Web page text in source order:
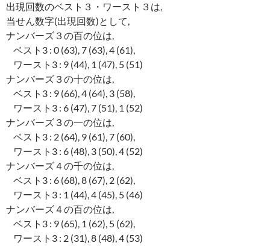
出現回数のベスト３・ワースト３は,
当せん数字(出現回数)として,
ナンバーズ３の百の位は,
ベスト3 : 0 (63), 7 (63), 4 (61),
ワースト3 : 9 (44), 1 (47), 5 (51)
ナンバーズ３の十の位は,
ベスト3 : 9 (66), 4 (64), 3 (58),
ワースト3 : 6 (47), 7 (51), 1 (52)
ナンバーズ３の一の位は,
ベスト3 : 2 (64), 9 (61), 7 (60),
ワースト3 : 6 (48), 3 (50), 4 (52)
ナンバーズ４の千の位は,
ベスト3 : 6 (68), 8 (67), 2 (62),
ワースト3 : 1 (44), 4 (45), 5 (46)
ナンバーズ４の百の位は,
ベスト3 : 9 (65), 1 (62), 5 (62),
ワースト3 : 2 (31), 8 (48), 4 (53)